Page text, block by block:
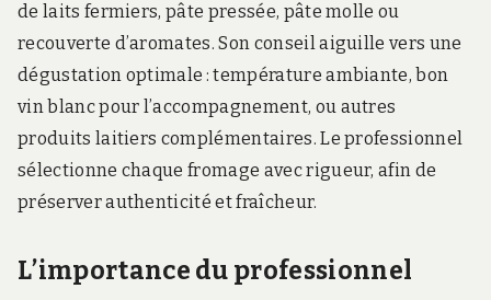
de laits fermiers, pâte pressée, pâte molle ou
recouverte d’aromates. Son conseil aiguille vers une
dégustation optimale : température ambiante, bon
vin blanc pour l’accompagnement, ou autres
produits laitiers complémentaires. Le professionnel
sélectionne chaque fromage avec rigueur, afin de
préserver authenticité et fraîcheur.
L’importance du professionnel